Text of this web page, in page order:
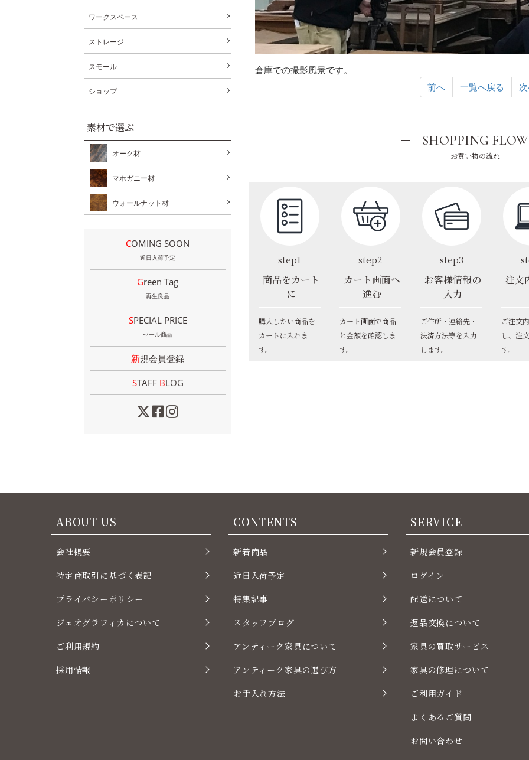
倉庫での撮影風景です。
前へ
一覧へ戻る
SHOPPING FLOW
お買い物の流れ
step1
商品をカート
に
購入したい商品を
カートに入れま
す。
step2
カート画面へ
進む
カート画面で商品
と金額を確認しま
す。
step3
お客様情報の
入力
ご住所・連絡先・
決済方法等を入力
します。
注文
ご注文
し、注
す。
ワークスペース
ストレージ
スモール
ショップ
素材で選ぶ
オーク材
マホガニー材
ウォールナット材
COMING SOON
近日入荷予定
Green Tag
再生良品
SPECIAL PRICE
セール商品
新規会員登録
STAFF BLOG
ABOUT US
会社概要
特定商取引に基づく表記
プライバシーポリシー
ジェオグラフィカについて
ご利用規約
採用情報
CONTENTS
新着商品
近日入荷予定
特集記事
スタッフブログ
アンティーク家具について
アンティーク家具の選び方
お手入れ方法
SERVICE
新規会員登録
ログイン
配送について
返品交換について
家具の買取サービス
家具の修理について
ご利用ガイド
よくあるご質問
お問い合わせ